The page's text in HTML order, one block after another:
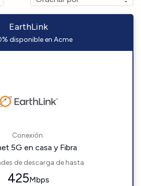
EarthLink
disponible en Acme
Conexión:
5G en casa y Fibra
de descarga de hasta
425Mbps